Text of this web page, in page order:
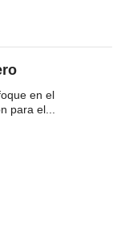
en el
para el